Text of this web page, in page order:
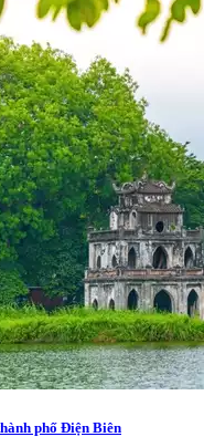
phố Điện Biên